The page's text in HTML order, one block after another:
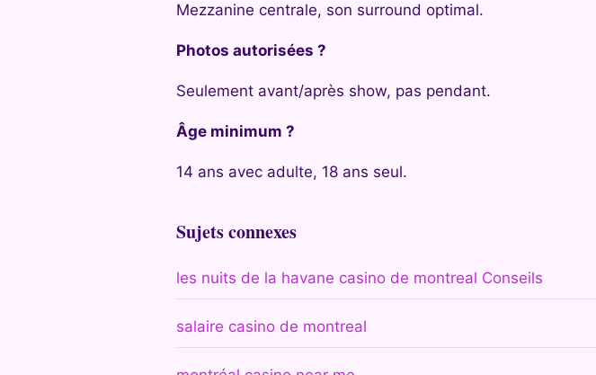
Mezzanine centrale, son surround optimal.
Photos autorisées ?
Seulement avant/après show, pas pendant.
Âge minimum ?
14 ans avec adulte, 18 ans seul.
Sujets connexes
les nuits de la havane casino de montreal Conseils
salaire casino de montreal